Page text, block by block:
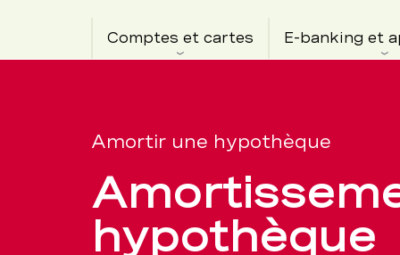
d’une
Comptes et cartes E-banking et
navigation
service
Amortir une hypothèque
hypothèque